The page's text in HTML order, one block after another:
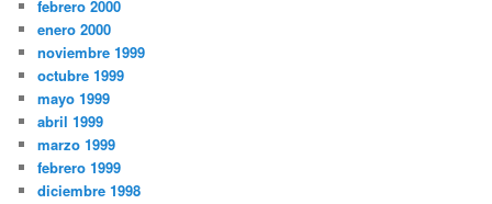
febrero 2000
enero 2000
noviembre 1999
octubre 1999
mayo 1999
abril 1999
marzo 1999
febrero 1999
diciembre 1998